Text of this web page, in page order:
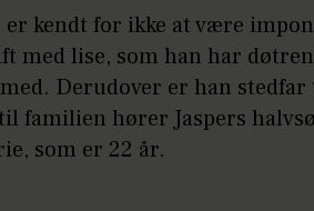
kendt for ikke at være
med lise, som han har
Derudover er han
familien hører Jaspers
som er 22 år.